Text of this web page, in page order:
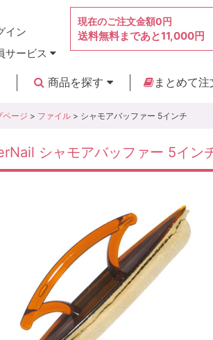
イン
サービス
現在のご注文金額0円
送料無料まであと11,000円
商品を探す
まとめて注
ページ > ファイル > シャモアバッファー 5インチ
シャモアバッファー 5イン